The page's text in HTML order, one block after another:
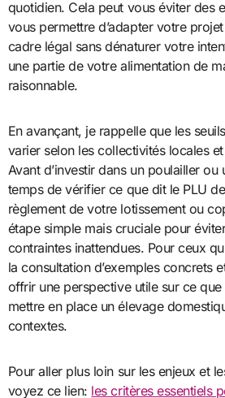
quotidien. Cela peut vous éviter des
vous permettre d’adapter votre
cadre légal sans dénaturer votre
une partie de votre alimentation de
raisonnable.
En avançant, je rappelle que les
varier selon les collectivités locales
Avant d’investir dans un poulailler
temps de vérifier ce que dit le PLU
règlement de votre lotissement ou
étape simple mais cruciale pour
contraintes inattendues. Pour ceux
la consultation d’exemples concrets
offrir une perspective utile sur ce
mettre en place un élevage
contextes.
Pour aller plus loin sur les enjeux et
voyez ce lien: les critères essentiels